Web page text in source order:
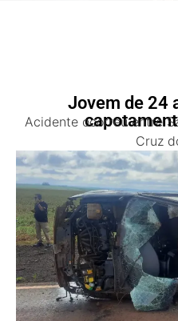
Jovem de 24
Acidente ocorreu entre
Cruz